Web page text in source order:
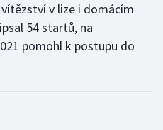
v lize i domácím
54 startů, na
pomohl k postupu do